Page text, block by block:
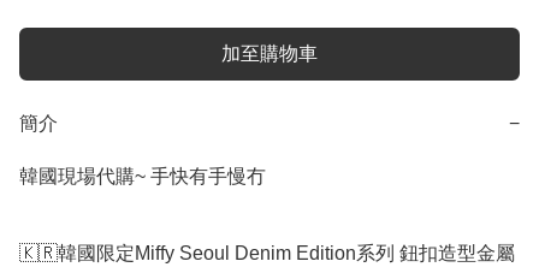
加至購物車
簡介 −
韓國現場代購~ 手快有手慢冇
🇰🇷韓國限定Miffy Seoul Denim Edition系列 鈕扣造型金屬